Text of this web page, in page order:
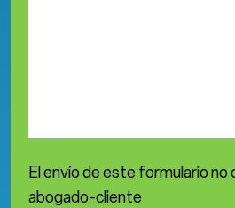
El envío de este formulario no
abogado-cliente